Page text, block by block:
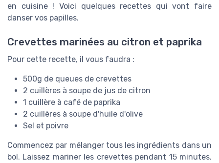
en cuisine ! Voici quelques recettes qui vont faire
danser vos papilles.
Crevettes marinées au citron et paprika
Pour cette recette, il vous faudra :
500g de queues de crevettes
2 cuillères à soupe de jus de citron
1 cuillère à café de paprika
2 cuillères à soupe d'huile d'olive
Sel et poivre
Commencez par mélanger tous les ingrédients dans un
bol. Laissez mariner les crevettes pendant 15 minutes.